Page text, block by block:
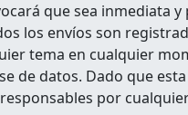
que sea inmediata
los envíos son
tema en cualquier
de datos. Dado que
por